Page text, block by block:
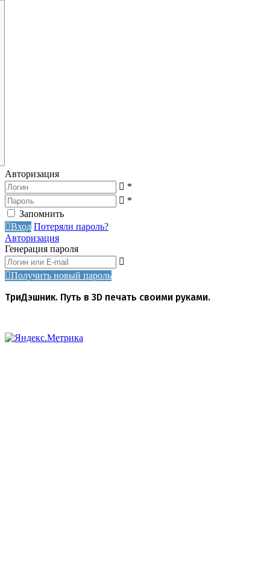
Авторизация
*
*
Запомнить
Вход Потеряли пароль?
Авторизация
Генерация пароля
Получить новый пароль
ТриДэшник. Путь в 3D печать своими руками.